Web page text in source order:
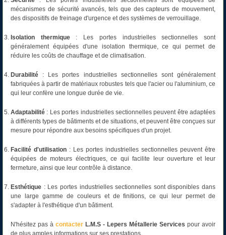
mécanismes de sécurité avancés, tels que des capteurs de mouvement,
des dispositifs de freinage d'urgence et des systèmes de verrouillage.
Isolation thermique: Les portes industrielles sectionnelles sont
généralement équipées d'une isolation thermique, ce qui permet de
réduire les coûts de chauffage et de climatisation.
Durabilité : Les portes industrielles sectionnelles sont généralement
fabriquées à partir de matériaux robustes tels que l'acier ou l'aluminium, ce
qui leur confère une longue durée de vie.
Adaptabilité : Les portes industrielles sectionnelles peuvent être adaptées
à différents types de bâtiments et de situations, et peuvent être conçues sur
mesure pour répondre aux besoins spécifiques d'un projet.
Facilité d'utilisation : Les portes industrielles sectionnelles peuvent être
équipées de moteurs électriques, ce qui facilite leur ouverture et leur
fermeture, ainsi que leur contrôle à distance.
Esthétique : Les portes industrielles sectionnelles sont disponibles dans
une large gamme de couleurs et de finitions, ce qui leur permet de
s'adapter à l'esthétique d'un bâtiment.
N'hésitez pas à contacter L.M.S - Lepers Métallerie Services pour avoir
de plus amples informations sur ses prestations.